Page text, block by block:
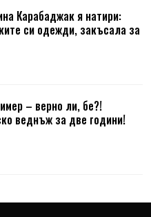
Карабаджак я натири:
си одежди, закъсала за
– верно ли, бе?!
веднъж за две години!